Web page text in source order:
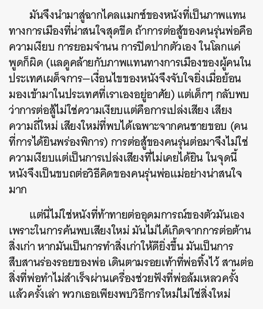
มันจึงนำมาสู่ฉากไคลแมกซ์ของหนังที่เป็นภาพแทน
ทางการเมืองที่น่าสนใจสุดขีด ถ้าการต่อสู้ของคนรุ่นพ่อคือ
ความเงียบ การยอมจำนน การปิดปากตัวเอง ในโลกแค่
พูดก็ผิด (แลดูคล้ายกับภาพแทนทางการเมืองของผู้คนใน
ประเทศเผด็จการ—เงื่อนไขของหนังจึงจับใจยิ่งเมื่อย้อน
มองเข้ามาในประเทศที่เราเองอยู่อาศัย) แต่เด็กๆ กลับพบ
ว่าการต่อสู้ไม่ใช่ความเงียบแต่คือการเปล่งเสียง เสียง
ความถี่ใหม่ เสียงใหม่ที่พบได้เฉพาะจากคนชายขอบ (คน
ที่การได้ยินพร่องพิการ) การต่อสู้ของคนรุ่นต่อมาจึงไม่ใช่
ความเงียบแต่เป็นการเปล่งเสียงที่ไม่เคยได้ยิน ในจุดนี้
หนังจึงเป็นขบถต่อวิธีคิดของคนรุ่นพ่อแม่อย่างน่าสนใจ
มาก
แต่นี่ไม่ใช่หนังที่ท้าทายต่ออุดมการณ์ของตัวมันเอง
เพราะในการค้นพบเสียงใหม่ มันไม่ได้เกิดจากการต่อต้าน
สิ่งเก่า หากมันเป็นการทำสิ่งเก่าให้ดียิ่งขึ้น มันเป็นการ
สืบสานร่องรอยของพ่อ เดินตามรอยเท้าที่พ่อทิ้งไว้ สานต่อ
สิ่งที่พ่อทำไม่สำเร็จผ่านเครื่องช่วยฟังที่พ่อล้มเหลวครั้ง
แล้วครั้งเล่า พวกเธอเพียงพบวิธีการใหม่ไม่ใช่สิ่งใหม่